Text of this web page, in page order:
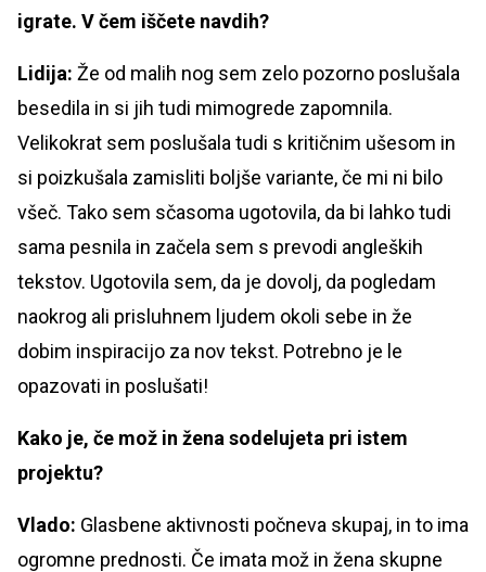
igrate. V čem iščete navdih?
Lidija: Že od malih nog sem zelo pozorno poslušala
besedila in si jih tudi mimogrede zapomnila.
Velikokrat sem poslušala tudi s kritičnim ušesom in
si poizkušala zamisliti boljše variante, če mi ni bilo
všeč. Tako sem sčasoma ugotovila, da bi lahko tudi
sama pesnila in začela sem s prevodi angleških
tekstov. Ugotovila sem, da je dovolj, da pogledam
naokrog ali prisluhnem ljudem okoli sebe in že
dobim inspiracijo za nov tekst. Potrebno je le
opazovati in poslušati!
Kako je, če mož in žena sodelujeta pri istem
projektu?
Vlado: Glasbene aktivnosti počneva skupaj, in to ima
ogromne prednosti. Če imata mož in žena skupne